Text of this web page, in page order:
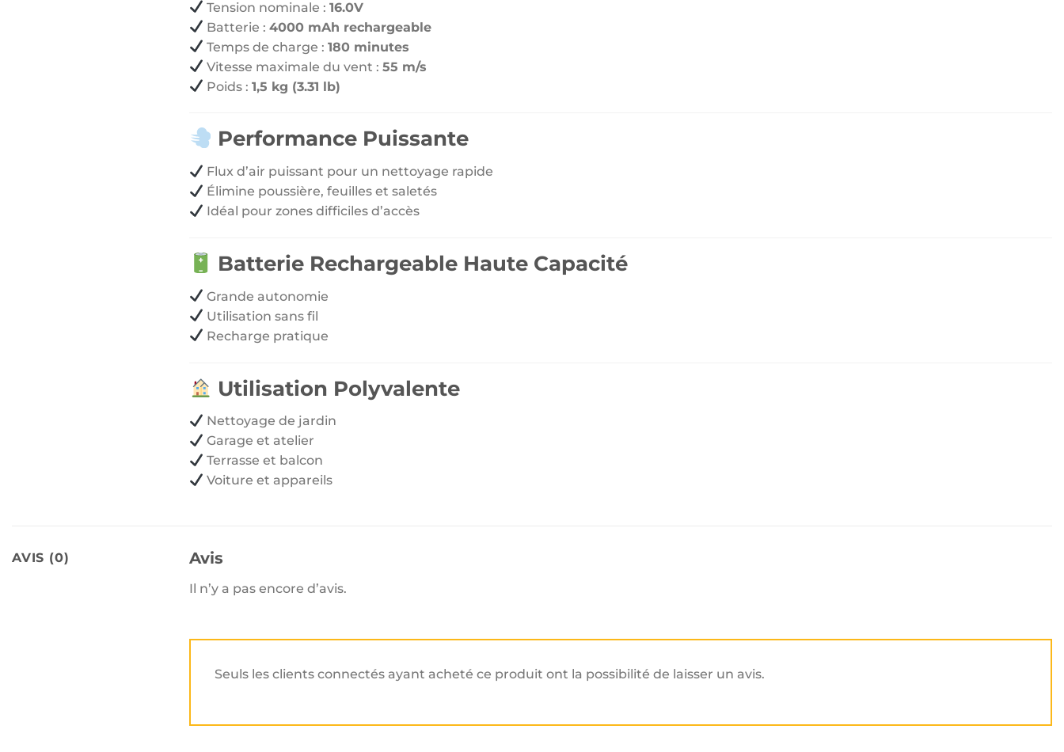
Tension nominale :16.0V
Batterie :4000 mAh rechargeable
Temps de charge :180 minutes
Vitesse maximale du vent :55 m/s
Poids :1,5 kg (3.31 lb)
Performance Puissante
Flux d’air puissant pour un nettoyage rapide
Élimine poussière, feuilles et saletés
Idéal pour zones difficiles d’accès
Batterie Rechargeable Haute Capacité
Grande autonomie
Utilisation sans fil
Recharge pratique
Utilisation Polyvalente
Nettoyage de jardin
Garage et atelier
Terrasse et balcon
Voiture et appareils
AVIS (0) Avis
Il n’y a pas encore d’avis.
Seuls les clients connectés ayant acheté ce produit ont la possibilité de laisser un avis.